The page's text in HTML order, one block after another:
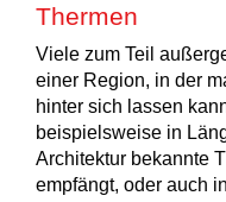
Thermen
Viele zum Teil
einer Region, in der
hinter sich lassen
beispielsweise in
Architektur bekannte
empfängt, oder auch